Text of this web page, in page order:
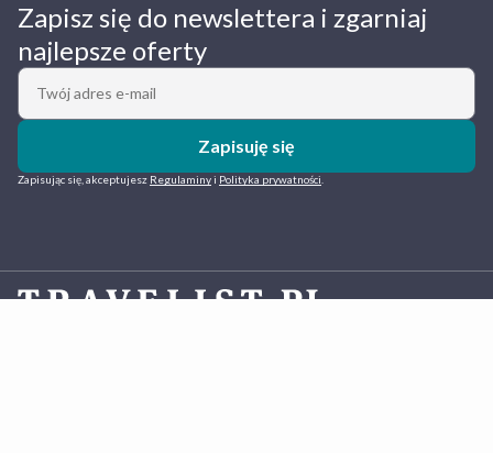
Zapisz się do newslettera i zgarniaj
najlepsze oferty
Zapisuję się
Zapisując się, akceptujesz Regulaminyi Polityka prywatności